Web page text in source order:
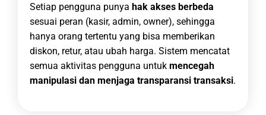
Setiap pengguna punya hak akses berbeda
sesuai peran (kasir, admin, owner), sehingga
hanya orang tertentu yang bisa memberikan
diskon, retur, atau ubah harga. Sistem mencatat
semua aktivitas pengguna untuk mencegah
manipulasi dan menjaga transparansi transaksi.